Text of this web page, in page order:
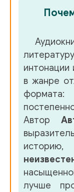
интонации
в жанре
Автор
лучше